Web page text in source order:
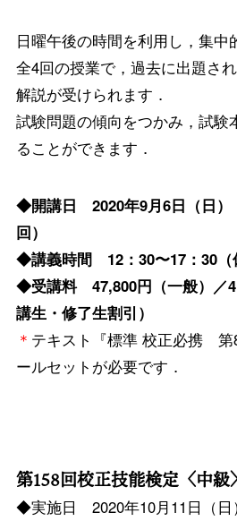
日曜午後の時間を利用し，集中
全4回の授業で，過去に出題さ
解説が受けられます．
試験問題の傾向をつかみ，試験
ることができます．
◆開講日 2020年9月6日（日）
回）
◆講義時間 12：30〜17：30（
◆受講料 47,800円（一般）／
講生・修了生割引）
＊ テキスト『標準 校正必携 第
ールセットが必要です．
第158回校正技能検定〈中級
◆実施日 2020年10月11日（日）